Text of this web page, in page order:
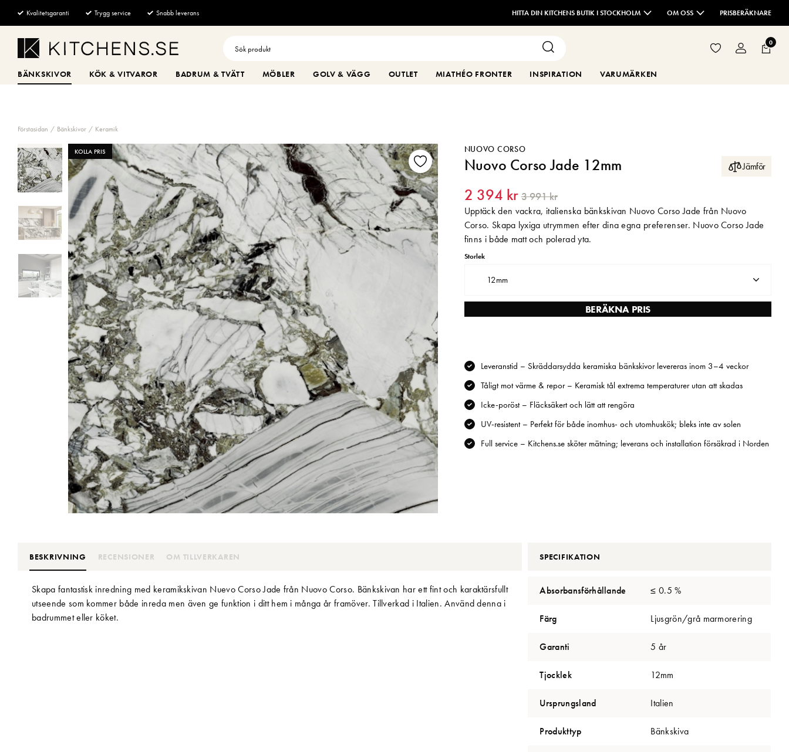
HITTA DIN KITCHENS BUTIK I STOCKHOLM OM OSS PRISBERÄKNARE
Kvalitetsgaranti Trygg service Snabb leverans
0
BÄNKSKIVOR KÖK & VITVAROR BADRUM & TVÄTT MÖBLER GOLV & VÄGG OUTLET MIATHÉO FRONTER INSPIRATION VARUMÄRKEN
Förstasidan Bänkskivor Keramik
KOLLA PRIS NUOVO CORSO
Nuovo Corso Jade 12mm Jämför
2 394 kr 3 991 kr
Upptäck den vackra, italienska bänkskivan Nuovo Corso Jade från Nuovo
Corso. Skapa lyxiga utrymmen efter dina egna preferenser. Nuovo Corso Jade
finns i både matt och polerad yta.
Storlek
12mm
BERÄKNA PRIS
Leveranstid – Skräddarsydda keramiska bänkskivor levereras inom 3–4 veckor
Tåligt mot värme & repor – Keramisk tål extrema temperaturer utan att skadas
Icke-poröst – Fläcksäkert och lätt att rengöra
UV-resistent – Perfekt för både inomhus- och utomhuskök; bleks inte av solen
Full service – Kitchens.se sköter mätning; leverans och installation försäkrad i Norden
BESKRIVNING RECENSIONER OM TILLVERKAREN
Skapa fantastisk inredning med keramikskivan Nuevo Corso Jade från Nuovo Corso. Bänkskivan har ett fint och karaktärsfullt
utseende som kommer både inreda men även ge funktion i ditt hem i många år framöver. Tillverkad i Italien. Använd denna i
badrummet eller köket.
SPECIFIKATION
Absorbansförhållande ≤ 0.5 %
Färg Ljusgrön/grå marmorering
Garanti 5 år
Tjocklek 12mm
Ursprungsland Italien
Produkttyp Bänkskiva